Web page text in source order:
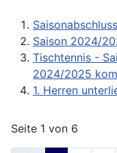
Saison 2024/
Tischtennis -
2024/2025
1. Herren
Seite 1 von 6